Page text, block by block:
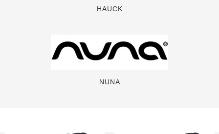
HAUCK
NUNA